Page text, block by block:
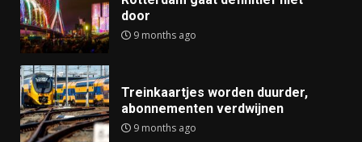
door
9 months ago
Treinkaartjes worden duurder,
abonnementen verdwijnen
9 months ago